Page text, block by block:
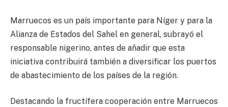
Marruecos es un país importante para Níger y para la
Alianza de Estados del Sahel en general, subrayó el
responsable nigerino, antes de añadir que esta
iniciativa contribuirá también a diversificar los puertos
de abastecimiento de los países de la región.
Destacando la fructífera cooperación entre Marruecos